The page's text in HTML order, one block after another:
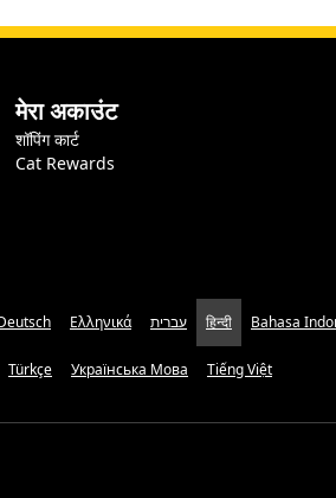
मेरा अकाउंट
शॉपिंग कार्ट
Cat Rewards
Ελληνικά עברית हिन्दी Bahasa
Türkçe Українська Мова Tiếng Việt